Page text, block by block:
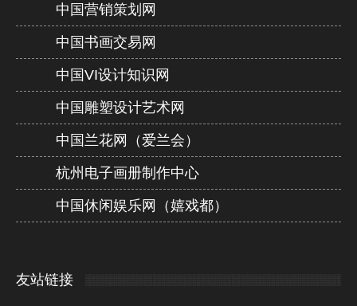
中国营销策划网
中国书画交易网
中国VI设计知识网
中国雕塑设计艺术网
中国兰花网（爱兰会）
杭州电子画册制作中心
中国休闲娱乐网（嬉戏都）
友站链接